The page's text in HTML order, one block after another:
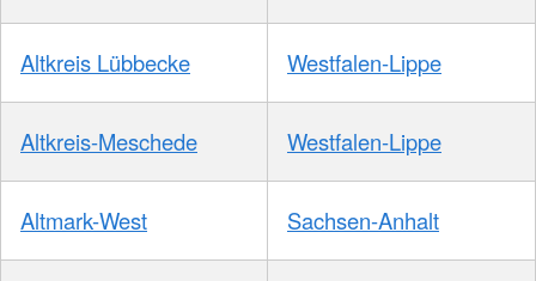
Altkreis Lübbecke Westfalen-Lippe
Altkreis-Meschede Westfalen-Lippe
Altmark-West Sachsen-Anhalt